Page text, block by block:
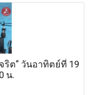
ต” วันอาทิตย์ที่ 19
น.